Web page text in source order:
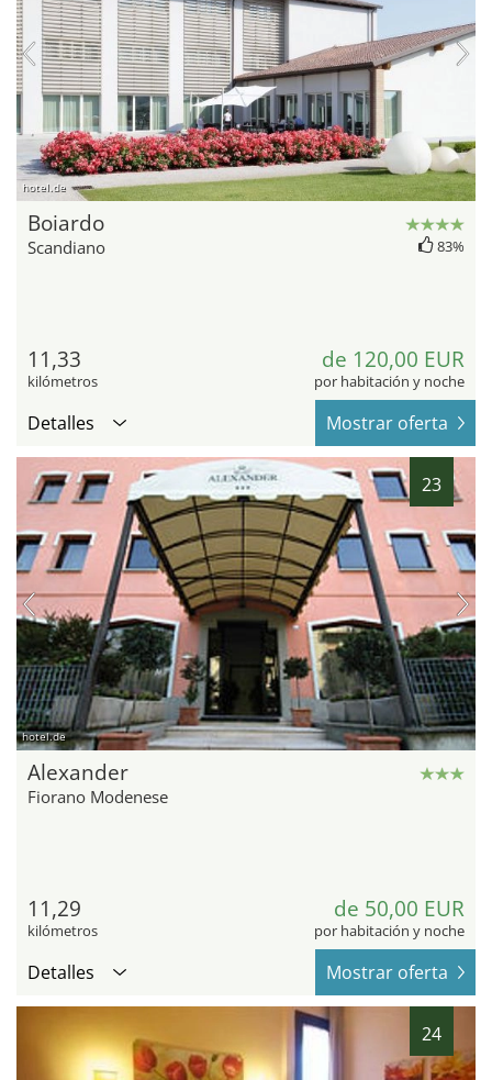
hotel.de
Boiardo
Scandiano 83%
11,33
kilómetros
de 120,00 EUR
por habitación y noche
Detalles Mostrar oferta
23
hotel.de
Alexander
Fiorano Modenese
11,29
kilómetros
de 50,00 EUR
por habitación y noche
Detalles Mostrar oferta
24